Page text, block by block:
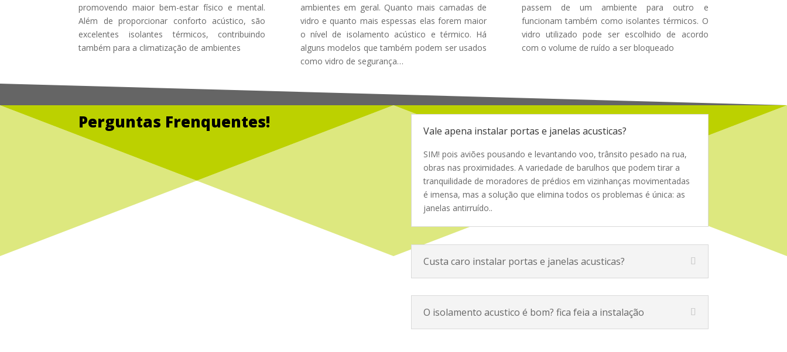
promovendo maior bem-estar físico e mental.
Além de proporcionar conforto acústico, são
excelentes isolantes térmicos, contribuindo
também para a climatização de ambientes
ambientes em geral. Quanto mais camadas de
vidro e quanto mais espessas elas forem maior
o nível de isolamento acústico e térmico. Há
alguns modelos que também podem ser usados
como vidro de segurança…
passem de um ambiente para outro e
funcionam também como isolantes térmicos. O
vidro utilizado pode ser escolhido de acordo
com o volume de ruído a ser bloqueado
Perguntas Frenquentes!
Service
Glass
Vale apena instalar portas e janelas acusticas?
SIM! pois aviões pousando e levantando voo, trânsito pesado na rua,
obras nas proximidades. A variedade de barulhos que podem tirar a
tranquilidade de moradores de prédios em vizinhanças movimentadas
é imensa, mas a solução que elimina todos os problemas é única: as
janelas antirruído..
Custa caro instalar portas e janelas acusticas?
O isolamento acustico é bom? fica feia a instalação